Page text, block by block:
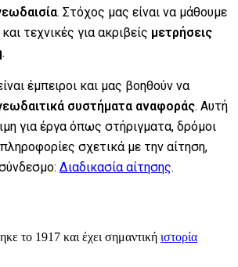
. Στόχος μας είναι να μάθουμε
τεχνικές για ακριβείς μετρήσεις
.
έμπειροι και μας βοηθούν να
συστήματα αναφοράς. Αυτή
για έργα όπως στήριγματα, δρόμοι
πληροφορίες σχετικά με την αίτηση,
Διαδικασία αίτησης.
το 1917 και έχει σημαντική ιστορία